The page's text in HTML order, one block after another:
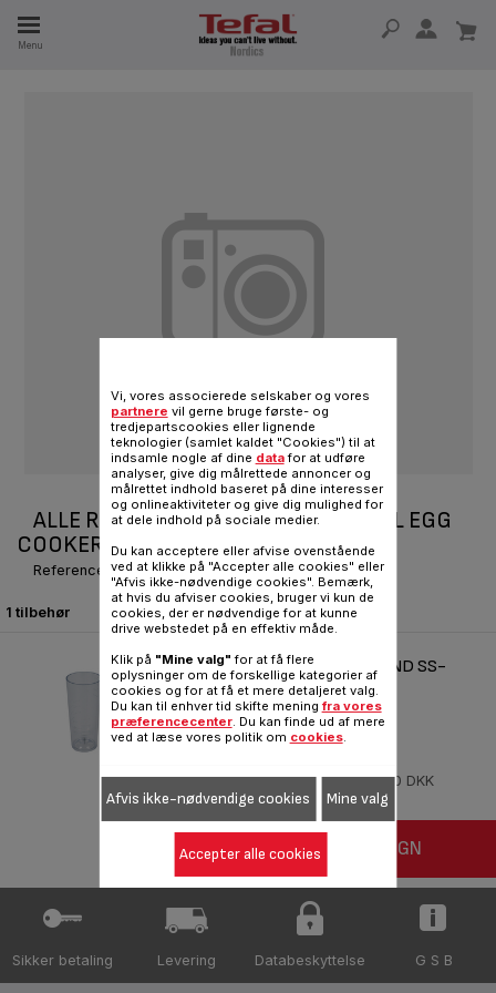
Menu
ALLE RESERVEDELE OG TILBEHØR TIL EGG
COOKER
Reference :270110
1 tilbehør
DOSERINGSANORDNING + PIND SS-
183424
Til æggekoger
Reference :SS-183424
32,00 DKK
På lager
FØJ TIL INDKØBSVOGN
Sikker betaling Levering Databeskyttelse G S B
Vi, vores associerede selskaber og vores
partnere vil gerne bruge første- og
tredjepartscookies eller lignende
teknologier (samlet kaldet "Cookies") til at
indsamle nogle af dine datafor at udføre
analyser, give dig målrettede annoncer og
målrettet indhold baseret på dine interesser
og onlineaktiviteter og give dig mulighed for
at dele indhold på sociale medier.
Du kan acceptere eller afvise ovenstående
ved at klikke på "Accepter alle cookies" eller
"Afvis ikke-nødvendige cookies". Bemærk,
at hvis du afviser cookies, bruger vi kun de
cookies, der er nødvendige for at kunne
drive webstedet på en effektiv måde.
Klik på "Mine valg" for at få flere
oplysninger om de forskellige kategorier af
cookies og for at få et mere detaljeret valg.
Du kan til enhver tid skifte mening fra vores
præferencecenter. Du kan finde ud af mere
ved at læse vores politik om cookies.
Afvis ikke-nødvendige cookies Mine valg
Accepter alle cookies